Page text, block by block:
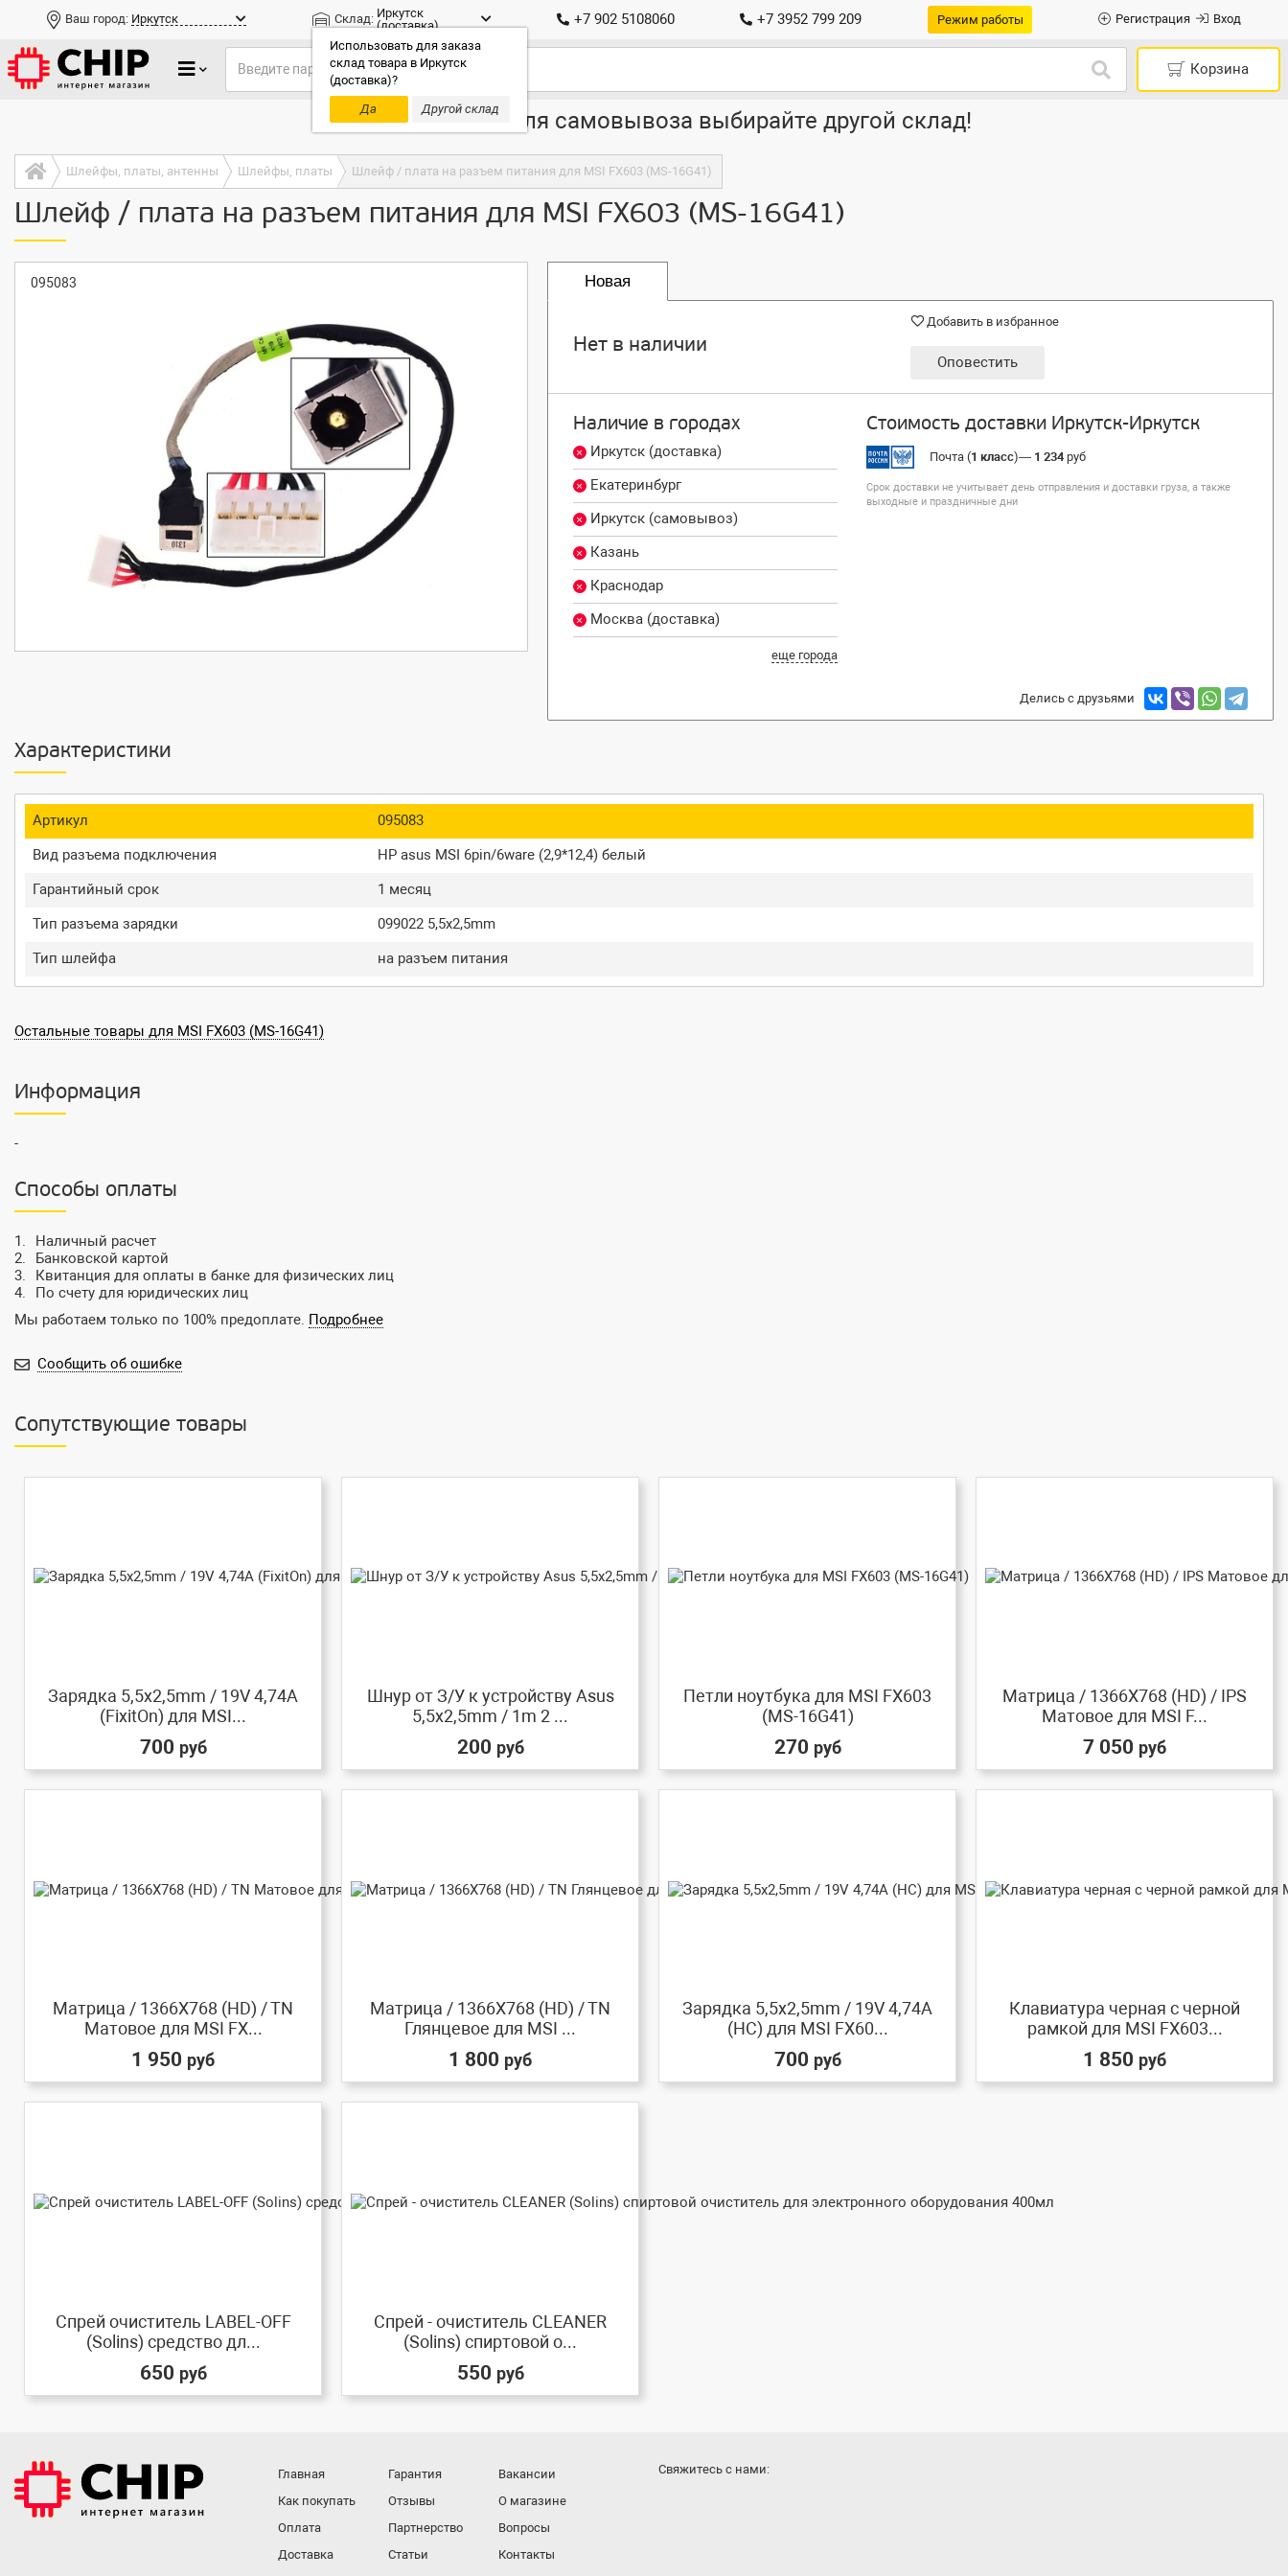
Ваш город: Иркутск Склад: Иркутск
(доставка)
Использовать для заказа
склад товара в Иркутск
(доставка)?
Да
Другой склад
+7 902 5108060 +7 3952 799 209 Режим работы Регистрация Вход
Корзина
Только доставка, для самовывоза выбирайте другой склад!
Шлейфы, платы, антенны Шлейфы, платы Шлейф / плата на разъем питания для MSI FX603 (MS-16G41)
Шлейф / плата на разъем питания для MSI FX603 (MS-16G41)
095083 Новая
Нет в наличии
Добавить в избранное
Оповестить
Наличие в городах
Иркутск (доставка)
Екатеринбург
Иркутск (самовывоз)
Казань
Краснодар
Москва (доставка)
еще города
Стоимость доставки Иркутск-Иркутск
Почта (1 класс)— 1 234руб
Срок доставки не учитывает день отправления и доставки груза, а также
выходные и праздничные дни
Делись с друзьями
Характеристики
Артикул
095083
Вид разъема подключения
HP asus MSI 6pin/6ware (2,9*12,4) белый
Гарантийный срок
1 месяц
Тип разъема зарядки
099022 5,5x2,5mm
Тип шлейфа
на разъем питания
Остальные товары для MSI FX603 (MS-16G41)
Информация
-
Способы оплаты
Наличный расчет
Банковской картой
Квитанция для оплаты в банке для физических лиц
По счету для юридических лиц
Мы работаем только по 100% предоплате. Подробнее
Сообщить об ошибке
Сопутствующие товары
Зарядка 5,5x2,5mm / 19V 4,74A
(FixitOn) для MSI...
700 руб
Шнур от З/У к устройству Asus
5,5x2,5mm / 1m 2 ...
200 руб
Петли ноутбука для MSI FX603
(MS-16G41)
270 руб
Матрица / 1366X768 (HD) / IPS
Матовое для MSI F...
7 050 руб
Матрица / 1366X768 (HD) / TN
Матовое для MSI FX...
1 950 руб
Матрица / 1366X768 (HD) / TN
Глянцевое для MSI ...
1 800 руб
Зарядка 5,5x2,5mm / 19V 4,74A
(HC) для MSI FX60...
700 руб
Клавиатура черная с черной
рамкой для MSI FX603...
1 850 руб
Спрей очиститель LABEL-OFF
(Solins) средство дл...
650 руб
Спрей - очиститель CLEANER
(Solins) спиртовой о...
550 руб
Главная
Как покупать
Оплата
Доставка
Гарантия
Отзывы
Партнерство
Статьи
Вакансии
О магазине
Вопросы
Контакты
Cвяжитесь с нами: